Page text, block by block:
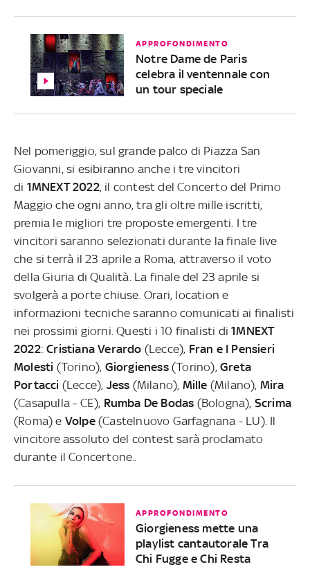
APPROFONDIMENTO
Notre Dame de Paris
celebra il ventennale con
un tour speciale
Nel pomeriggio, sul grande palco di Piazza San
Giovanni, si esibiranno anche i tre vincitori
di 1MNEXT 2022, il contest del Concerto del Primo
Maggio che ogni anno, tra gli oltre mille iscritti,
premia le migliori tre proposte emergenti. I tre
vincitori saranno selezionati durante la finale live
che si terrà il 23 aprile a Roma, attraverso il voto
della Giuria di Qualità. La finale del 23 aprile si
svolgerà a porte chiuse. Orari, location e
informazioni tecniche saranno comunicati ai finalisti
nei prossimi giorni.Questi i 10 finalisti di1MNEXT
2022:Cristiana Verardo (Lecce), Fran e I Pensieri
Molesti (Torino), Giorgieness(Torino),Greta
Portacci (Lecce), Jess (Milano), Mille (Milano), Mira
(Casapulla - CE), Rumba De Bodas (Bologna), Scrima
(Roma) e Volpe(Castelnuovo Garfagnana - LU). Il
vincitore assoluto del contest sarà proclamato
durante il Concertone..
APPROFONDIMENTO
Giorgieness mette una
playlist cantautorale Tra
Chi Fugge e Chi Resta